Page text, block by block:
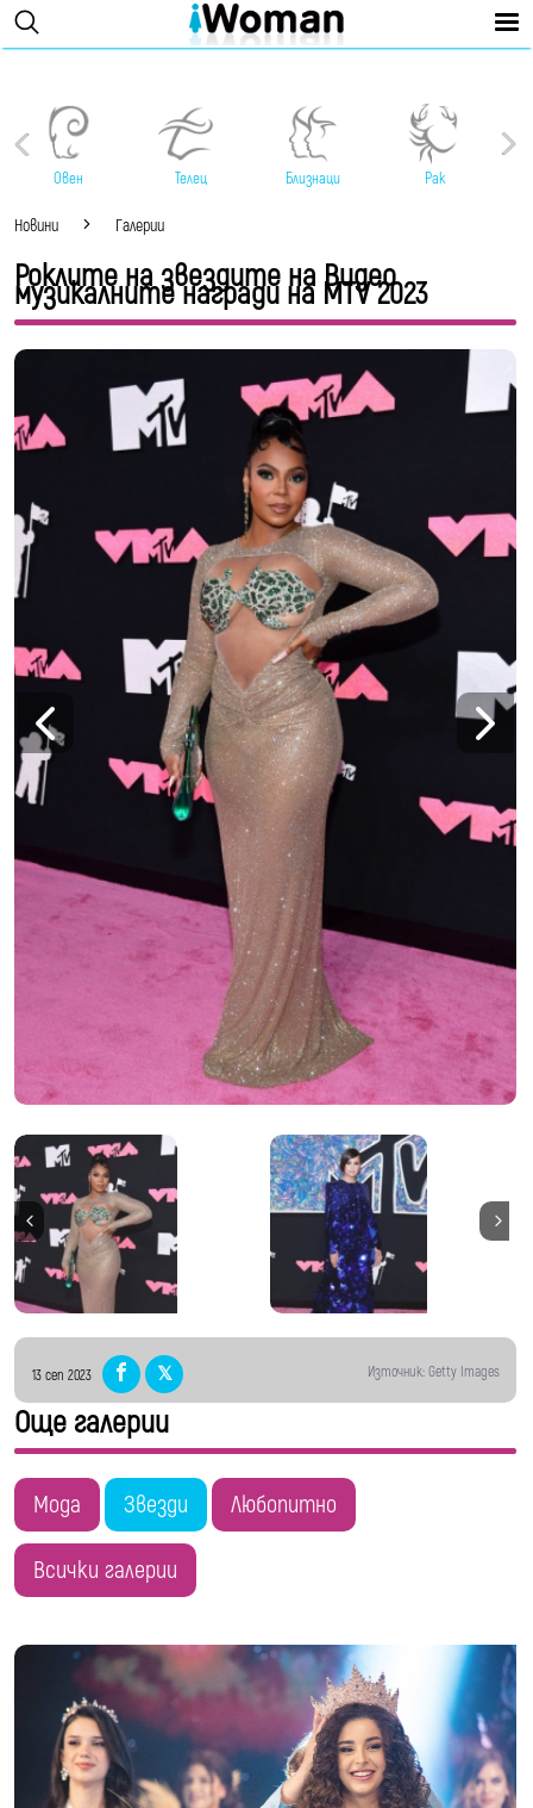
Овен Телец Близнаци Рак
Новини Галерии
Роклите на звездите на Видео
музикалните награди на MTV 2023
13 сеп 2023 Източник: Getty Images
Още галерии
Мода Звезди Любопитно
Всички галерии